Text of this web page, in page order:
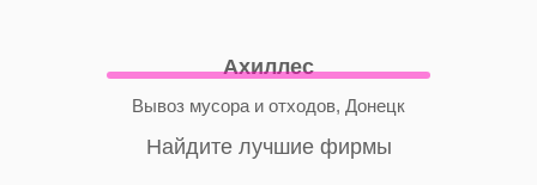
Ахиллес
Вывоз мусора и отходов, Донецк
Найдите лучшие фирмы